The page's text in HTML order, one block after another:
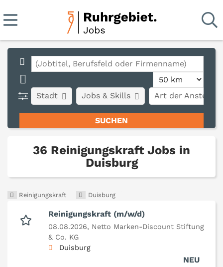
Stadt Art der
Jobs & Skills
36 Reinigungskraft Jobs in
Duisburg
Reinigungskraft Duisburg
Reinigungskraft (m/w/d)
08.08.2026, Netto Marken-Discount Stiftung
& Co. KG
Duisburg
NEU